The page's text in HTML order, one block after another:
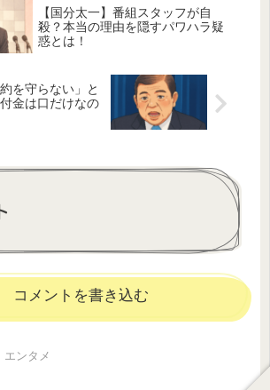
【国分太一】番組スタッフが自
殺？本当の理由を隠すパワハラ疑
惑とは！
を守らない」と
金は口だけなの
コメントを書き込む
エンタメ